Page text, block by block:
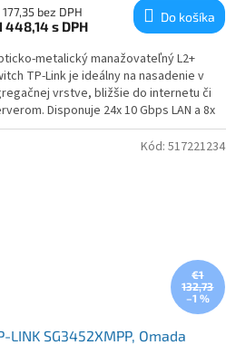
177,35 bez DPH
448,14 s DPH
Do košíka
metalický manažovateľný L2+
TP-Link je ideálny na nasadenie v
vrstve, bližšie do internetu či
Disponuje 24x 10 Gbps LAN a 8x
portami s podporou rýchlostí 1/10
a ponúka tak flexibilitu a vysoký
€1
132,73
–1 %
LINK SG3452XMPP, Omada
Kód: 517221234